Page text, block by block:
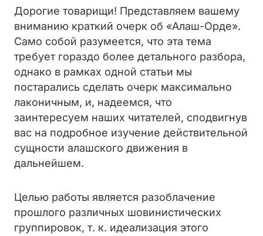
Дорогие товарищи! Представляем вашему
вниманию краткий очерк об «Алаш-Орде».
Само собой разумеется, что эта тема
требует гораздо более детального разбора,
однако в рамках одной статьи мы
постарались сделать очерк максимально
лаконичным, и, надеемся, что
заинтересуем наших читателей, сподвигнув
вас на подробное изучение действительной
сущности алашского движения в
дальнейшем.
Целью работы является разоблачение
прошлого различных шовинистических
группировок, т. к. идеализация этого